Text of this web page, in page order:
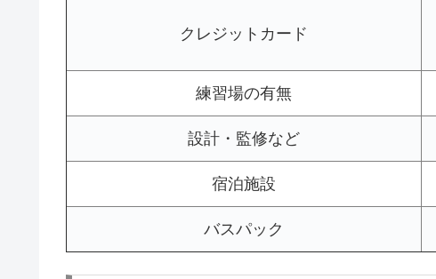
クレジットカード
練習場の有無
設計・監修など
宿泊施設
バスパック